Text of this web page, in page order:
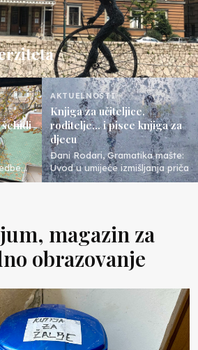
koji
AKTUELNOSTI
Knjiga za učiteljice,
roditelje... i pisce knjiga za
djecu
Đani Rodari, Gramatika mašte:
Uvod u umijeće izmišljanja priča
magazin za
obrazovanje